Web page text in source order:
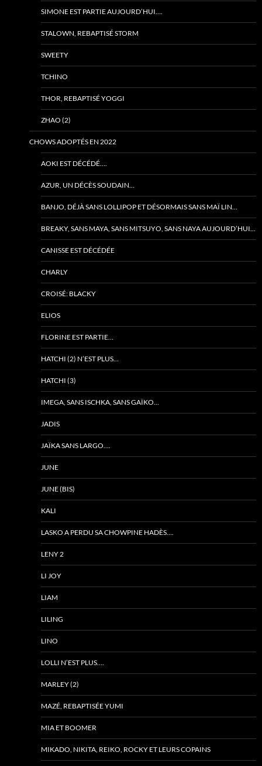
SIMONE EST PARTIE AUJOURD’HUI….
STALOWN, REBAPTISÉ STORM
SWEETY
TCHINO
THOR, REBAPTISÉ YOGGI
ZHAO (2)
CHOWS ADOPTÉS EN 2022
AOKI EST DÉCÉDÉ….
AZUR, UN DÉCÈS SOUDAIN…
BANJO, DÉJÀ SANS LOLLIPOP ET DÉSORMAIS SANS MAÏ LIN…
BREAKY, SANS MAYA, SANS MITSUYO, SANS NAYA AUJOURD’HUI…
CANISSE EST DÉCÉDÉE
CHARLY
CROISÉ: BLACKY
ELIOS
FLORINE EST PARTIE…
HATCHI (2) N’EST PLUS…
HATCHI (3)
IMEGA, SANS ISCHKA, SANS GAÏKO…
JADIS
JAÏKA SANS LARGO….
JUNE
JUNE (BIS)
KALI
LASKO A PERDU SA CHOWPINE HADÈS….
LENY 2
LI JOY
LIAM
LILING
LINO
LOLLI N’EST PLUS….
MARLEY (2)
MAZÉ, REBAPTISÉE YUMI
MIA ET BOOMER
MIKADO, NIKITA, REIKO, ROCKY ET LEURS COPAINS